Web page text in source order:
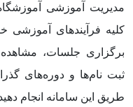
مدیریت آموزشی
کلیه فرآیندهای
برگزاری جلسات،
ثبت نام‌ها و دوره‌های
طریق این سامانه انجام